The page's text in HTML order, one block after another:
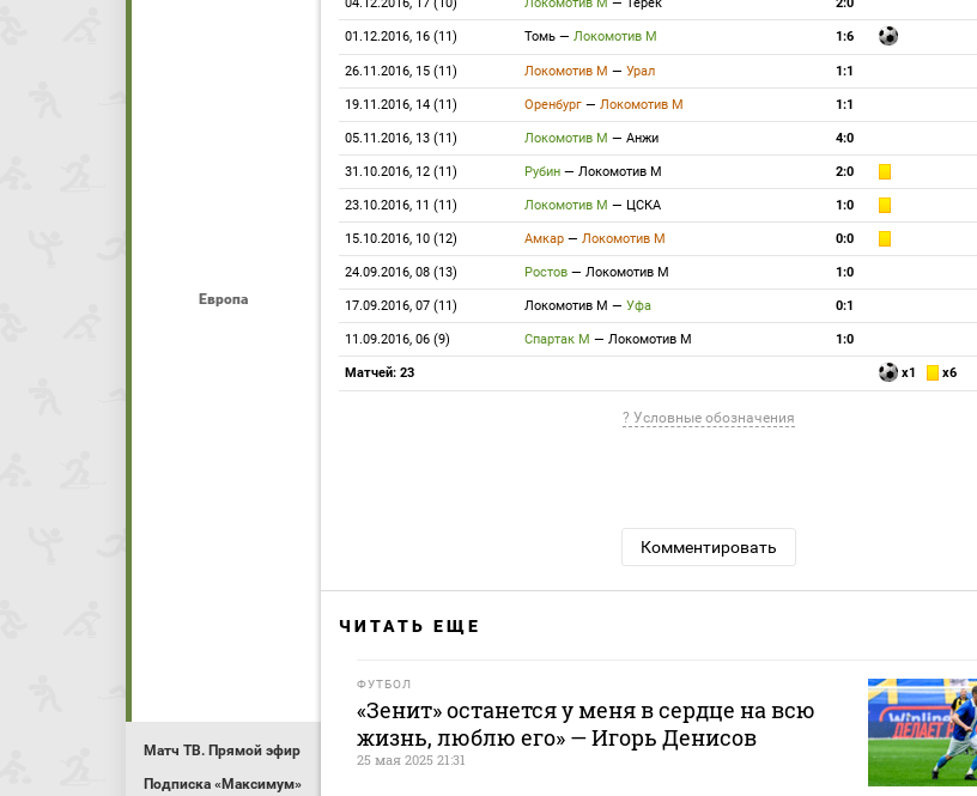
Европа
Матч ТВ. Прямой эфир
Подписка «Максимум»
01.12.2016, 16 (11) Томь — Локомотив М 1:6
26.11.2016, 15 (11) Локомотив М — Урал 1:1
19.11.2016, 14 (11) Оренбург — Локомотив М 1:1
05.11.2016, 13 (11) Локомотив М — Анжи 4:0
31.10.2016, 12 (11) Рубин — Локомотив М 2:0
23.10.2016, 11 (11) Локомотив М — ЦСКА 1:0
15.10.2016, 10 (12) Амкар — Локомотив М 0:0
24.09.2016, 08 (13) Ростов — Локомотив М 1:0
17.09.2016, 07 (11) Локомотив М — Уфа 0:1
11.09.2016, 06 (9) Спартак М — Локомотив М 1:0
Матчей: 23 x1 x6
? Условные обозначения
Комментировать
ЧИТАТЬ ЕЩЕ
ФУТБОЛ
«Зенит» останется у меня в сердце на всю
жизнь, люблю его» — Игорь Денисов
25 мая 2025 21:31